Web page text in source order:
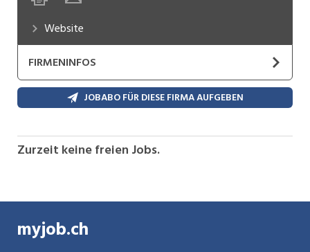
Website
FIRMENINFOS
Die Migros Supermarkt AG (MSM AG) erbringt als
Dienstleisterin für die Supermärkte der
der ganzen Wertschöpfungskette. Für den Erfolg
JOBABO FÜR DIESE FIRMA AUFGEBEN
Zurzeit keine freien Jobs.
myjob.ch